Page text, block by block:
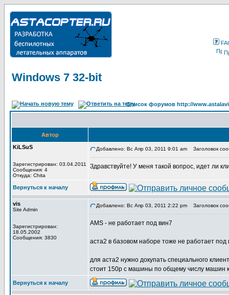
Windows 7 32-bit
Список форумов http://
Автор
KiLSuS
Зарегистрирован: 03.04.2011
Сообщения: 4
Откуда: Chita
Добавлено: Вс Апр 03, 2011 9:01 am Заголовок
Здравствуйте! У меня такой вопрос, идет ли
Вернуться к началу
vis
Site Admin
Зарегистрирован:
18.05.2002
Сообщения: 3830
Добавлено: Вс Апр 03, 2011 2:22 pm Заголовок
AMS - не работает под вин7
аста2 в базовом наборе тоже не работает под
для аста2 нужно докупать специального
стоит 150р с машины по общему числу машин
Вернуться к началу